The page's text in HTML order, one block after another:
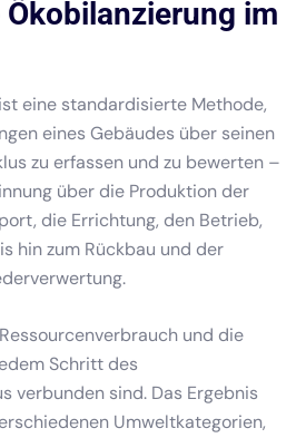
im
eine standardisierte Methode,
eines Gebäudes über seinen
zu erfassen und zu bewerten –
über die Produktion der
die Errichtung, den Betrieb,
hin zum Rückbau und der
und die
Schritt des
verbunden sind. Das Ergebnis
Umweltkategorien,